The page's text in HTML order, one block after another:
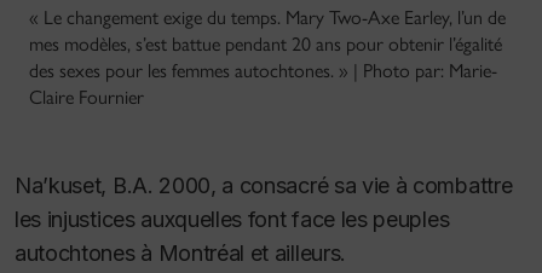
« Le changement exige du temps. Mary Two-Axe Earley, l’un de
mes modèles, s’est battue pendant 20 ans pour obtenir l’égalité
des sexes pour les femmes autochtones. » | Photo par: Marie-
Claire Fournier
Na’kuset, B.A. 2000, a consacré sa vie à combattre
les injustices auxquelles font face les peuples
autochtones à Montréal et ailleurs.